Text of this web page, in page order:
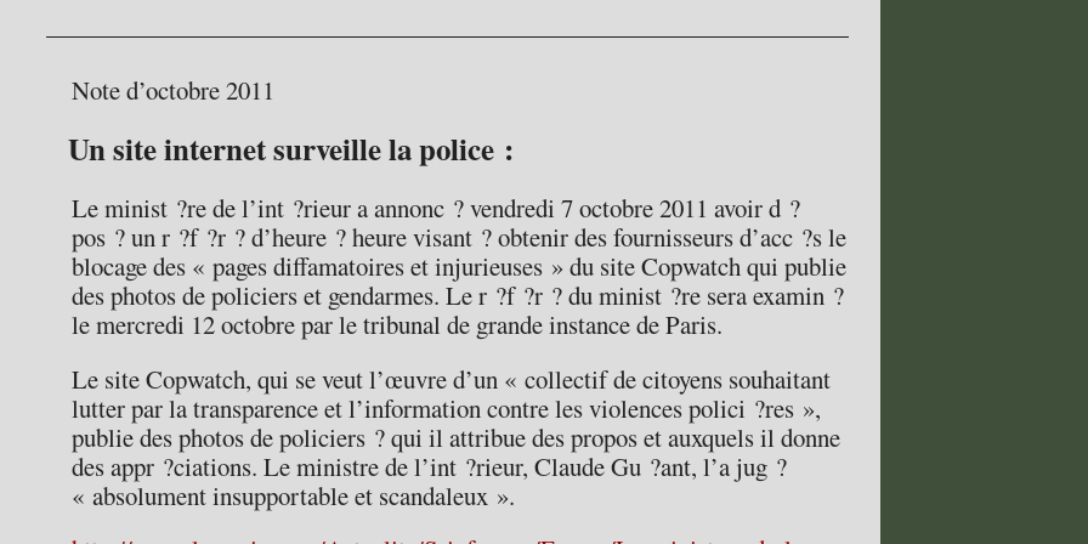
Note d’octobre 2011
Un site internet surveille la police :
Le minist ?re de l’int ?rieur a annonc ? vendredi 7 octobre 2011 avoir d ?
pos ? un r ?f ?r ? d’heure ? heure visant ? obtenir des fournisseurs d’acc ?s le
blocage des « pages diffamatoires et injurieuses » du site Copwatch qui publie
des photos de policiers et gendarmes. Le r ?f ?r ? du minist ?re sera examin ?
le mercredi 12 octobre par le tribunal de grande instance de Paris.
Le site Copwatch, qui se veut l’œuvre d’un « collectif de citoyens souhaitant
lutter par la transparence et l’information contre les violences polici ?res »,
publie des photos de policiers ? qui il attribue des propos et auxquels il donne
des appr ?ciations. Le ministre de l’int ?rieur, Claude Gu ?ant, l’a jug ?
« absolument insupportable et scandaleux ».